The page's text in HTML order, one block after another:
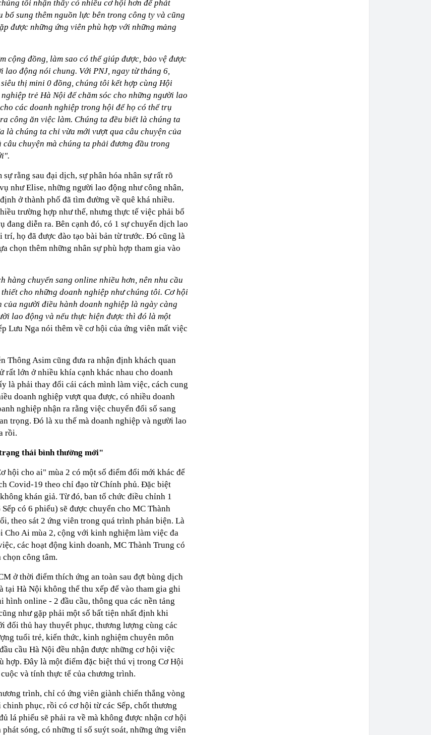
tôi nhận thấy có nhiều cơ hội hơn để phát
sung thêm nguồn lực bên trong công ty và cũng
được những ứng viên phù hợp với những mảng
cộng đồng, làm sao có thể giúp được, bảo vệ được
lao động nói chung. Với PNJ, ngay từ tháng 6,
thị mini 0 đồng, chúng tôi kết hợp cùng Hội
trẻ Hà Nội để chăm sóc cho những người lao
các doanh nghiệp trong hội để họ có thể trụ
công ăn việc làm. Chúng ta đều biết là chúng ta
là chúng ta chỉ vừa mới vượt qua câu chuyện của
chuyện mà chúng ta phải đương đầu trong
rằng sau đại dịch, sự phân hóa nhân sự rất rõ
như Elise, những người lao động như công nhân,
ở thành phố đã tìm đường về quê khá nhiều.
trường hợp như thế, nhưng thực tế việc phải bổ
đang diễn ra. Bên cạnh đó, có 1 sự chuyển dịch lao
họ đã được đào tạo bài bản từ trước. Đó cũng là
chọn thêm những nhân sự phù hợp tham gia vào
hàng chuyển sang online nhiều hơn, nên nhu cầu
cho những doanh nghiệp như chúng tôi. Cơ hội
của người điều hành doanh nghiệp là ngày càng
lao động và nếu thực hiện được thì đó là một
Lưu Nga nói thêm về cơ hội của ứng viên mất việc
Thông Asim cũng đưa ra nhận định khách quan
rất lớn ở nhiều khía cạnh khác nhau cho doanh
là phải thay đổi cái cách mình làm việc, cách cung
doanh nghiệp vượt qua được, có nhiều doanh
nghiệp nhận ra rằng việc chuyển đổi số sang
trọng. Đó là xu thế mà doanh nghiệp và người lao
rồi.
thái bình thường mới"
hội cho ai" mùa 2 có một số điểm đổi mới khác để
Covid-19 theo chỉ đạo từ Chính phủ. Đặc biệt
khán giả. Từ đó, ban tổ chức điều chỉnh 1
có 6 phiếu) sẽ được chuyển cho MC Thành
theo sát 2 ứng viên trong quá trình phản biện. Là
Cho Ai mùa 2, cộng với kinh nghiệm làm việc đa
các hoạt động kinh doanh, MC Thành Trung có
công tâm.
ở thời điểm thích ứng an toàn sau đợt bùng dịch
tại Hà Nội không thể thu xếp để vào tham gia ghi
hình online - 2 đầu cầu, thông qua các nền tảng
như gặp phải một số bất tiện nhất định khi
đối thủ hay thuyết phục, thương lượng cùng các
tuổi trẻ, kiến thức, kinh nghiệm chuyên môn
cầu Hà Nội đều nhận được những cơ hội việc
hợp. Đây là một điểm đặc biệt thú vị trong Cơ Hội
và tính thực tế của chương trình.
trình, chỉ có ứng viên giành chiến thắng vòng
phục, rồi có cơ hội từ các Sếp, chốt thương
lá phiếu sẽ phải ra về mà không được nhận cơ hội
phát sóng, có những tỉ số suýt soát, những ứng viên